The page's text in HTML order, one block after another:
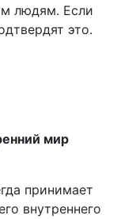
людям. Если
это.
мир
принимает
внутреннего